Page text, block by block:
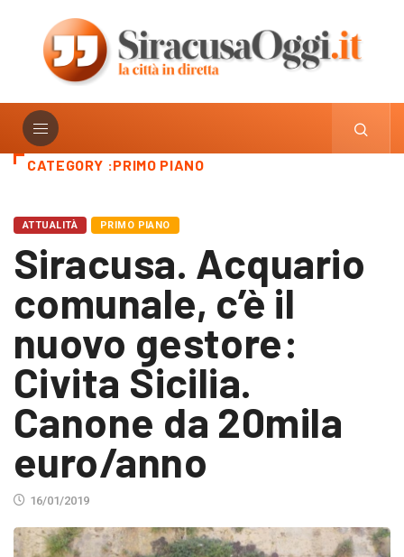
CATEGORY :PRIMO PIANO
ATTUALITÀ PRIMO PIANO
Siracusa. Acquario
comunale, c’è il
nuovo gestore:
Civita Sicilia.
Canone da 20mila
euro/anno
16/01/2019